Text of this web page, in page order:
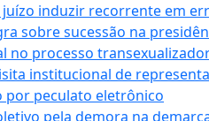
induzir recorrente em
sobre sucessão na
no processo
institucional de
por peculato eletrônico
pela demora na